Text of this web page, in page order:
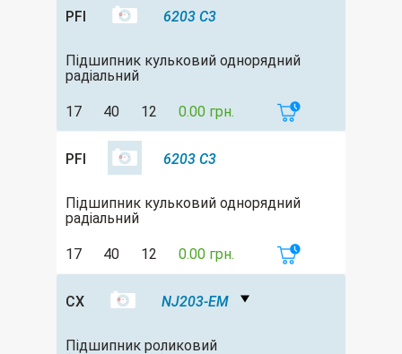
PFI 6203 C3
Підшипник кульковий однорядний
радіальний
17 40 12 0.00 грн.
PFI 6203 C3
Підшипник кульковий однорядний
радіальний
17 40 12 0.00 грн.
CX NJ203-EM
Підшипник роликовий